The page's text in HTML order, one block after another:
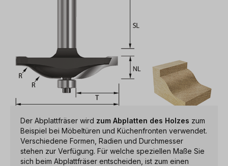
Der Abplattfräser wird zum Abplatten des Holzes zum
Beispiel bei Möbeltüren und Küchenfronten verwendet.
Verschiedene Formen, Radien und Durchmesser
stehen zur Verfügung. Für welche speziellen Maße Sie
sich beim Abplattfräser entscheiden, ist zum einen